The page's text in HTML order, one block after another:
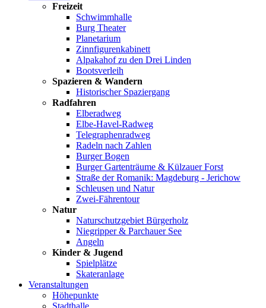
Freizeit
Schwimmhalle
Burg Theater
Planetarium
Zinnfigurenkabinett
Alpakahof zu den Drei Linden
Bootsverleih
Spazieren & Wandern
Historischer Spaziergang
Radfahren
Elberadweg
Elbe-Havel-Radweg
Telegraphenradweg
Radeln nach Zahlen
Burger Bogen
Burger Gartenträume & Külzauer Forst
Straße der Romanik: Magdeburg - Jerichow
Schleusen und Natur
Zwei-Fährentour
Natur
Naturschutzgebiet Bürgerholz
Niegripper & Parchauer See
Angeln
Kinder & Jugend
Spielplätze
Skateranlage
Veranstaltungen
Höhepunkte
Stadthalle